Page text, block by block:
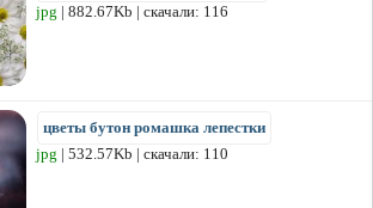
jpg | 882.67Kb | скачали: 116
цветы бутон ромашка лепестки
jpg | 532.57Kb | скачали: 110